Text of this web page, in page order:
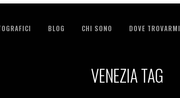
BLOG CHI SONO DOVE TROVARMI
VENEZIA TAG